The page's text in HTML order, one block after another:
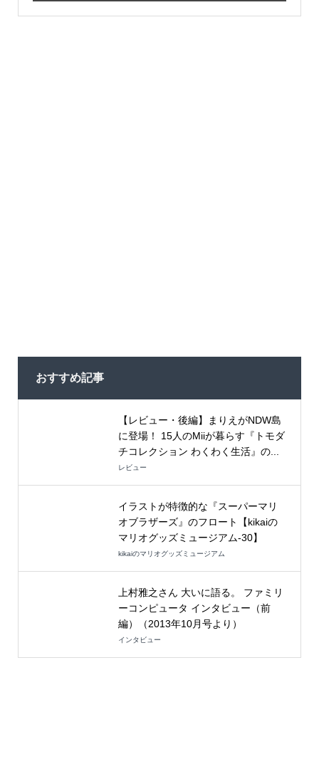
おすすめ記事
【レビュー・後編】まりえがNDW島
に登場！ 15人のMiiが暮らす『トモダ
チコレクション わくわく生活』の...
レビュー
イラストが特徴的な『スーパーマリ
オブラザーズ』のフロート【kikaiの
マリオグッズミュージアム-30】
kikaiのマリオグッズミュージアム
上村雅之さん 大いに語る。 ファミリ
ーコンピュータ インタビュー（前
編）（2013年10月号より）
インタビュー